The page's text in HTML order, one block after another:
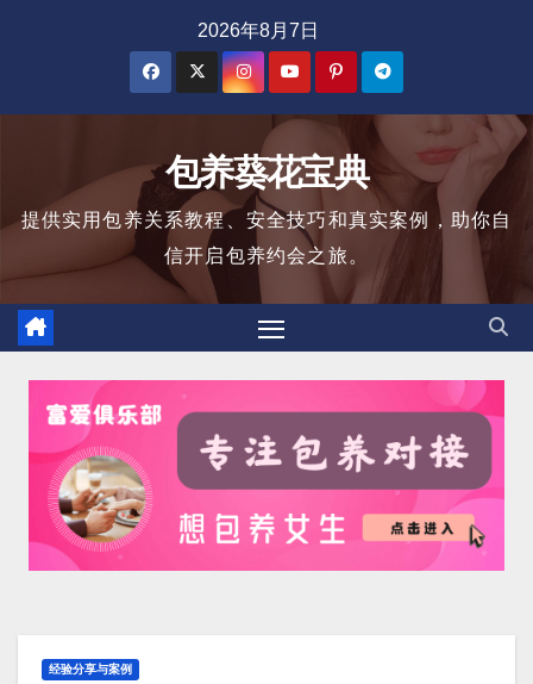
2026年8月7日
包养葵花宝典
提供实用包养关系教程、安全技巧和真实案例，助你自
信开启包养约会之旅。
经验分享与案例